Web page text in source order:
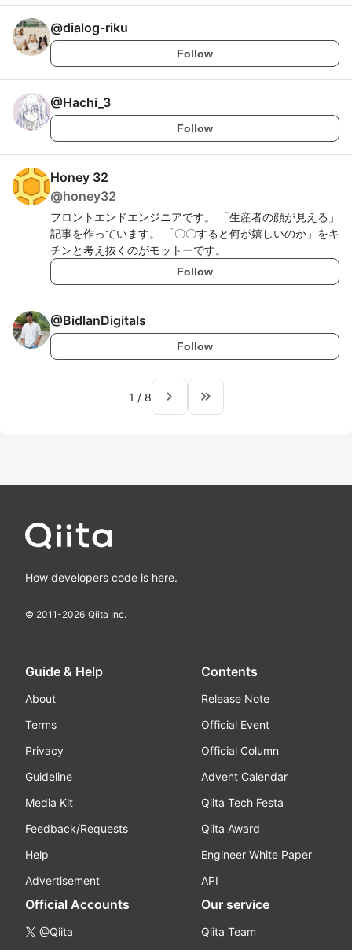
@dialog-riku
Follow
@Hachi_3
Follow
Honey 32
@honey32
フロントエンドエンジニアです。 「生産者の顔が見える」
記事を作っています。 「〇〇すると何が嬉しいのか」をキ
チンと考え抜くのがモットーです。
Follow
@BidlanDigitals
Follow
1 / 8 navigate_next keyboard_double_arrow_right
How developers code is here.
© 2011-2026 Qiita Inc.
Guide & Help
About
Terms
Privacy
Guideline
Media Kit
Feedback/Requests
Help
Advertisement
Contents
Release Note
Official Event
Official Column
Advent Calendar
Qiita Tech Festa
Qiita Award
Engineer White Paper
API
Official Accounts
@Qiita
Our service
Qiita Team